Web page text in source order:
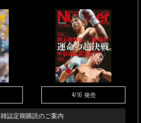
4/16 発売
雑誌定期購読のご案内